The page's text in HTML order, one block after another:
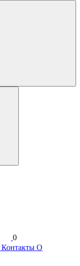
0
Контакты О